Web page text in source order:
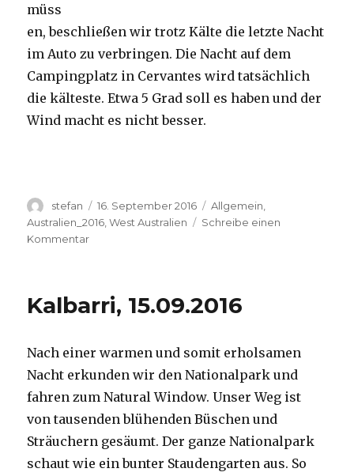
müss
en, beschließen wir trotz Kälte die letzte Nacht
im Auto zu verbringen. Die Nacht auf dem
Campingplatz in Cervantes wird tatsächlich
die kälteste. Etwa 5 Grad soll es haben und der
Wind macht es nicht besser.
Autor
stefan
Veröffentlicht
am
16. September 2016 Kategorien
Allgemein
Australien_2016 ,West Australien
Schreibe einen
Kommentarzu
Kalbarri, 15.09.2016
Nach einer warmen und somit erholsamen
Nacht erkunden wir den Nationalpark und
fahren zum Natural Window. Unser Weg ist
von tausenden blühenden Büschen und
Sträuchern gesäumt. Der ganze Nationalpark
schaut wie ein bunter Staudengarten aus. So